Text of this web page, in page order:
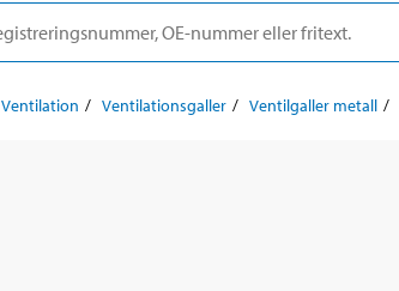
Ventilation Ventilationsgaller Ventilgaller metall